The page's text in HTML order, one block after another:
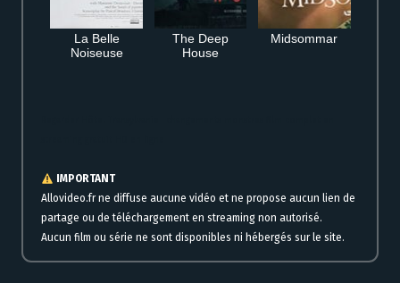
La Belle
Noiseuse
The Deep
House
Midsommar
IMPORTANT
Allovideo.fr ne diffuse aucune vidéo et ne propose aucun lien de
partage ou de téléchargement en streaming non autorisé.
Aucun film ou série ne sont disponibles ni hébergés sur le site.